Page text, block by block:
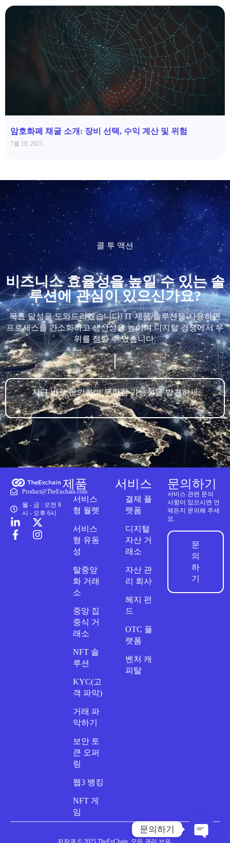
암호화폐 채굴 소개: 장비 선택, 수익 계산 및 위험
7월 18, 2025
콜 투 액션
비즈니스 효율성을 높일 수 있는 솔
루션에 관심이 있으신가요?
목표 달성을 도와드리겠습니다! IT 제품/솔루션을 사용하면
프로세스를 간소화하고 생산성을 높이며 디지털 경쟁에서 우
위를 점할 수 있습니다.
지금 바로 문의하여 무한한 가능성을 발견하세
요
Product@TheExchain.com
월 - 금 : 오전 8
시 - 오후 6시
제품
서비스
형 월렛
서비스
형 유동
성
탈중앙
화 거래
소
중앙 집
중식 거
래소
NFT 솔
루션
KYC(고
객 파악)
거래 파
악하기
보안 토
큰 오퍼
링
웹3 뱅킹
NFT 게
임
서비스
결제 플
랫폼
디지털
자산 거
래소
자산 관
리 회사
헤지 펀
드
OTC 플
랫폼
벤처 캐
피탈
문의하기
서비스 관련 문의
사항이 있으시면 언
제든지 문의해 주세
요.
문
의
하
기
문의하기